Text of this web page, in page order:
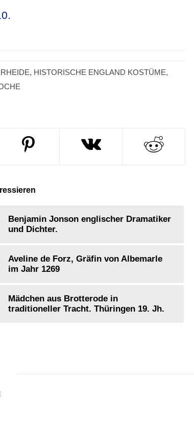
, HISTORISCHE ENGLAND KOSTÜME,
Benjamin Jonson englischer Dramatiker
und Dichter.
Aveline de Forz, Gräfin von Albemarle
im Jahr 1269
Mädchen aus Brotterode in
traditioneller Tracht. Thüringen 19. Jh.